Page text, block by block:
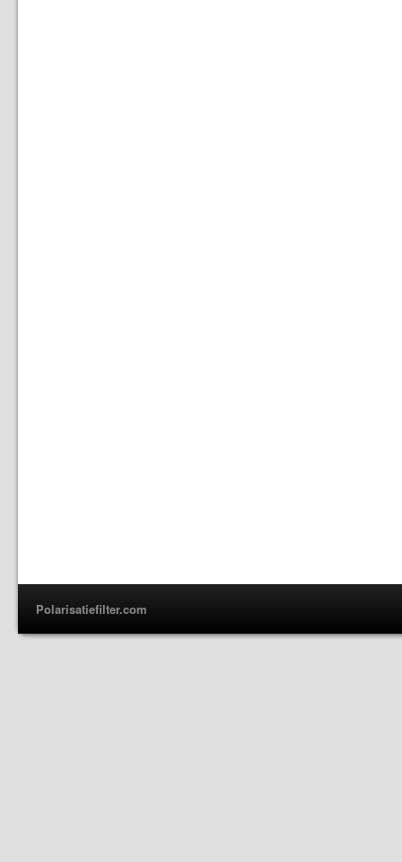
Polarisatiefilter.com